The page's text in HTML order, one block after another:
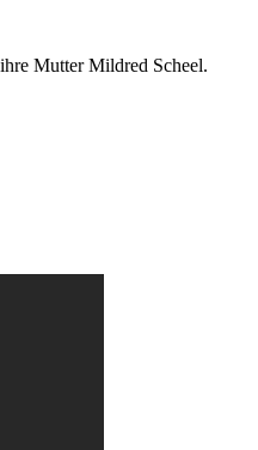
Mutter Mildred Scheel.